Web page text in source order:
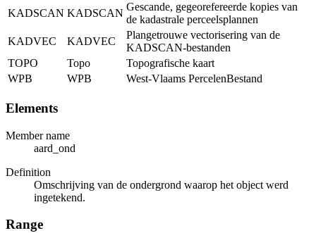
KADSCAN KADSCAN
Gescande, gegeorefereerde kopies van
de kadastrale perceelsplannen
KADVEC
KADVEC
Plangetrouwe vectorisering van de
KADSCAN-bestanden
TOPO
Topo
Topografische kaart
WPB
WPB West-Vlaams PercelenBestand
Elements
Member name
aard_ond
Definition
Omschrijving van de ondergrond waarop het object werd
ingetekend.
Range